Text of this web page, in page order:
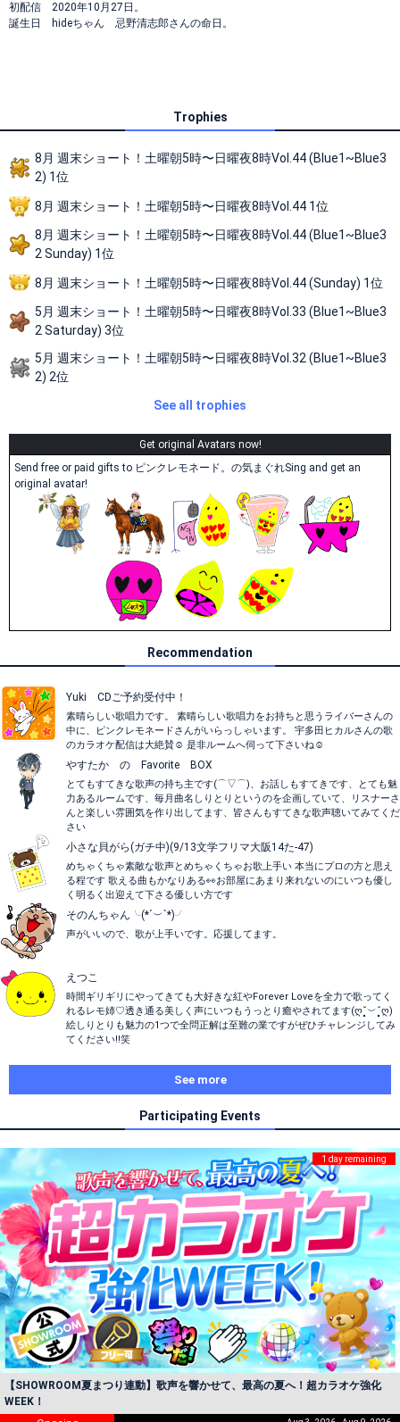
初配信 2020年10月27日。
誕生日 hideちゃん 忌野清志郎さんの命日。
Trophies
8月 週末ショート！土曜朝5時〜日曜夜8時Vol.44 (Blue1~Blue3
2) 1位
8月 週末ショート！土曜朝5時〜日曜夜8時Vol.44 1位
8月 週末ショート！土曜朝5時〜日曜夜8時Vol.44 (Blue1~Blue3
2 Sunday) 1位
8月 週末ショート！土曜朝5時〜日曜夜8時Vol.44 (Sunday) 1位
5月 週末ショート！土曜朝5時〜日曜夜8時Vol.33 (Blue1~Blue3
2 Saturday) 3位
5月 週末ショート！土曜朝5時〜日曜夜8時Vol.32 (Blue1~Blue3
2) 2位
See all trophies
Get original Avatars now!
Send free or paid gifts to ピンクレモネード。の気まぐれSing and get an
original avatar!
Recommendation
Yuki CDご予約受付中！
素晴らしい歌唱力です。 素晴らしい歌唱力をお持ちと思うライバーさんの
中に、ピンクレモネードさんがいらっしゃいます。 宇多田ヒカルさんの歌
のカラオケ配信は大絶賛☺️ 是非ルームへ伺って下さいね☺️
やすたか の Favorite BOX
とてもすてきな歌声の持ち主です(⌒▽⌒)、お話しもすてきです、とても魅
力あるルームです、毎月曲名しりとりというのを企画していて、リスナーさ
んと楽しい雰囲気を作り出してます、皆さんもすてきな歌声聴いてみてくだ
さい
小さな貝がら(ガチ中)(9/13文学フリマ大阪14た-47)
めちゃくちゃ素敵な歌声とめちゃくちゃお歌上手い 本当にプロの方と思え
る程です 歌える曲もかなりある👀お部屋にあまり来れないのにいつも優し
く明るく出迎えて下さる優しい方です
そのんちゃん╰(*´︶`*)╯
声がいいので、歌が上手いです。応援してます。
えつこ
時間ギリギリにやってきても大好きな紅やForever Loveを全力で歌ってく
れるレモ姉♡透き通る美しく声にいつもうっとり癒やされてます(ღ˘͈︶˘͈ღ)
絵しりとりも魅力の1つで全問正解は至難の業ですがぜひチャレンジしてみ
てください!!笑
See more
Participating Events
1 day remaining
【SHOWROOM夏まつり連動】歌声を響かせて、最高の夏へ！超カラオケ強化
WEEK！